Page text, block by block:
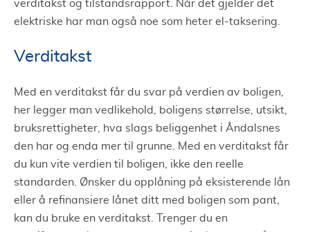
verditakst og tilstandsrapport. Når det gjelder det
elektriske har man også noe som heter el-taksering.
Verditakst
Med en verditakst får du svar på verdien av boligen,
her legger man vedlikehold, boligens størrelse, utsikt,
bruksrettigheter, hva slags beliggenhet i Åndalsnes
den har og enda mer til grunne. Med en verditakst får
du kun vite verdien til boligen, ikke den reelle
standarden. Ønsker du opplåning på eksisterende lån
eller å refinansiere lånet ditt med boligen som pant,
kan du bruke en verditakst. Trenger du en